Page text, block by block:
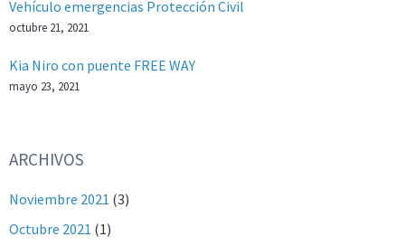
Vehículo emergencias Protección Civil
octubre 21, 2021
Kia Niro con puente FREE WAY
mayo 23, 2021
ARCHIVOS
Noviembre 2021 (3)
Octubre 2021 (1)